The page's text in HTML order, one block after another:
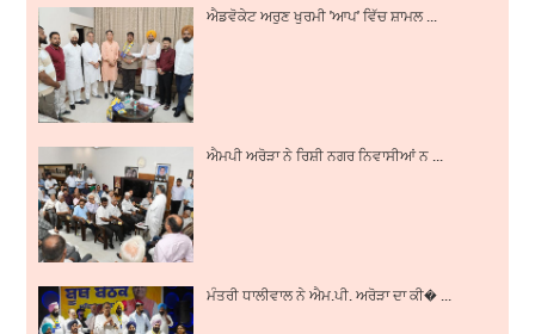
ਐਡਵੋਕੇਟ ਅਰੁਣ ਖੁਰਮੀ 'ਆਪ' ਵਿੱਚ ਸ਼ਾਮਲ ...
ਐਮਪੀ ਅਰੋੜਾ ਨੇ ਰਿਸ਼ੀ ਨਗਰ ਨਿਵਾਸੀਆਂ ਨ ...
ਮੰਤਰੀ ਧਾਲੀਵਾਲ ਨੇ ਐਮ.ਪੀ. ਅਰੋੜਾ ਦਾ ਕੀ� ...